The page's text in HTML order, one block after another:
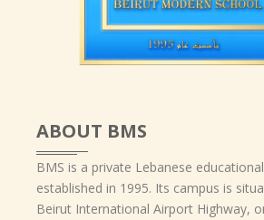
ABOUT BMS
BMS is a private Lebanese
established in 1995. Its campus is
Beirut International Airport Highway,